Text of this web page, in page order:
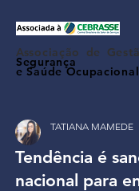
Associação de
Segurança
e Saúde Ocupacional
Tendência é
nacional para
TATIANA MAMEDE